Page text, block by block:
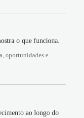
o que funciona.
oportunidades e
ao longo do